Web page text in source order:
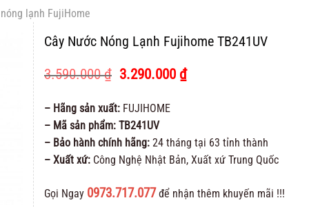
lạnh FujiHome
Cây Nước Nóng Lạnh Fujihome TB241UV
3.590.000₫ Giá
là:
3.590.000 ₫.
3.290.000 ₫Giá
– Hãng sản xuất: FUJIHOME
– Mã sản phẩm: TB241UV
– Bảo hành chính hãng: 24 tháng tại 63 tỉnh thành
– Xuất xứ: Công Nghệ Nhật Bản, Xuất xứ Trung Quốc
Gọi Ngay 0973.717.077 để nhận thêm khuyến mãi !!!